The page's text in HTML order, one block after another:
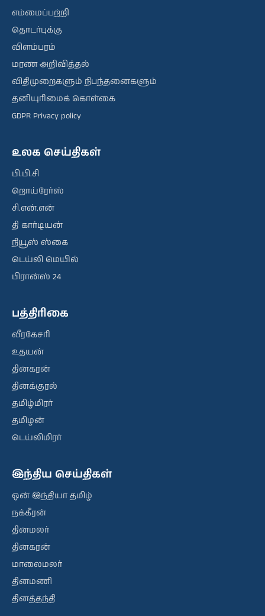
எம்மைப்பற்றி
தொடர்புக்கு
விளம்பரம்
மரண அறிவித்தல்
விதிமுறைகளும் நிபந்தனைகளும்
தனியுரிமைக் கொள்கை
GDPR Privacy policy
உலக செய்திகள்
பி.பி.சி
றொய்ரேர்ஸ்
சி.என்.என்
தி கார்டியன்
நியூஸ் ஸ்கை
டெய்லி மெயில்
பிரான்ஸ் 24
பத்திரிகை
வீரகேசரி
உதயன்
தினகரன்
தினக்குரல்
தமிழ்மிரர்
தமிழன்
டெய்லிமிரர்
இந்திய செய்திகள்
ஒன் இந்தியா தமிழ்
நக்கீரன்
தினமலர்
தினகரன்
மாலைமலர்
தினமணி
தினத்தந்தி